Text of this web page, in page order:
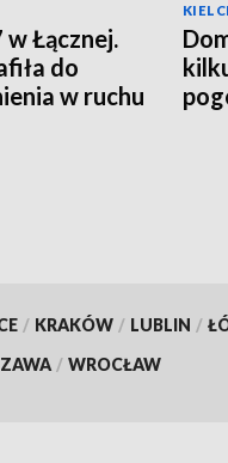
w Łącznej.
do
w ruchu
/ KRAKÓW / LUBLIN /
/ WROCŁAW